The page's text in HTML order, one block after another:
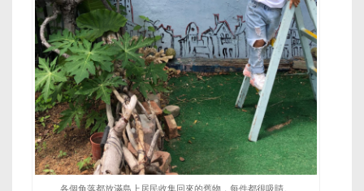
各個角落都放滿島上居民收集回來的舊物，每件都很吸睛。